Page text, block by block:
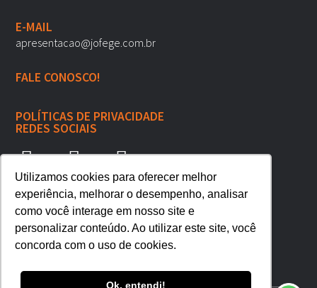
Utilizamos cookies para oferecer melhor
experiência, melhorar o desempenho, analisar
como você interage em nosso site e
personalizar conteúdo. Ao utilizar este site, você
concorda com o uso de cookies.
Ok, entendi!
E-MAIL
apresentacao@jofege.com.br
FALE CONOSCO!
POLÍTICAS DE PRIVACIDADE
REDES SOCIAIS